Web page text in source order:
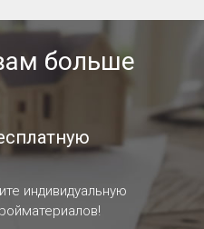
больше
индивидуальную